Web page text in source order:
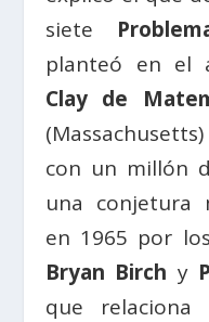
siete
planteó en el
Clay de
con un millón
una conjetura
en 1965 por
Bryan Birch y
que relaciona